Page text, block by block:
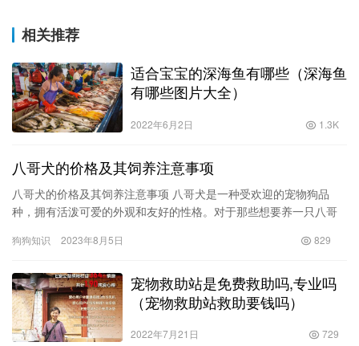
相关推荐
适合宝宝的深海鱼有哪些（深海鱼
有哪些图片大全）
2022年6月2日 1.3K
八哥犬的价格及其饲养注意事项
八哥犬的价格及其饲养注意事项 八哥犬是一种受欢迎的宠物狗品
种，拥有活泼可爱的外观和友好的性格。对于那些想要养一只八哥
八哥…
狗狗知识 2023年8月5日 829
宠物救助站是免费救助吗,专业吗
（宠物救助站救助要钱吗）
2022年7月21日 729